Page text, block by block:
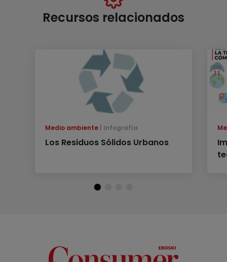
Recursos relacionados
Medio ambiente Infografía
Los Residuos Sólidos Urbanos